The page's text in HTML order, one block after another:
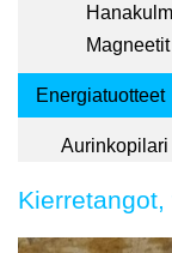
Energiatuotteet
Aurinkopilari